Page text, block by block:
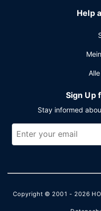
Help
Sign Up
Stay informed
Copyright © 2001 - 2026